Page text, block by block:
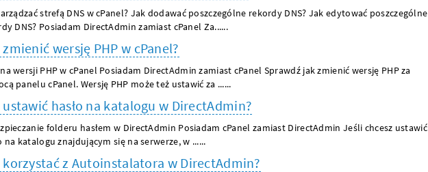
strefą DNS w cPanel? Jak dodawać poszczególne rekordy DNS? Jak edytować poszczególne
DNS? Posiadam DirectAdmin zamiast cPanel Za......
wersję PHP w cPanel?
wersji PHP w cPanel Posiadam DirectAdmin zamiast cPanel Sprawdź jak zmienić wersję PHP za
panelu cPanel. Wersję PHP może też ustawić za ......
hasło na katalogu w DirectAdmin?
folderu hasłem w DirectAdmin Posiadam cPanel zamiast DirectAdmin Jeśli chcesz ustawić
na katalogu znajdującym się na serwerze, w ......
z Autoinstalatora w DirectAdmin?